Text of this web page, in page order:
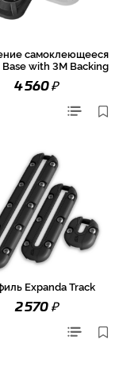
самоклеющееся
Base with 3M Backing
4 560₽
Expanda Track
2 570₽